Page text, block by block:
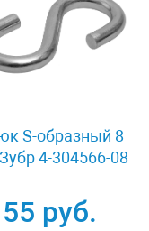
S-образный 8
4-304566-08
55 руб.